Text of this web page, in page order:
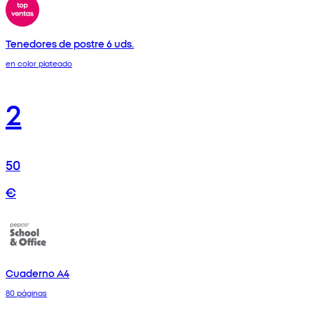
Tenedores de postre 6 uds.
en color plateado
2
50
€
Cuaderno A4
80 páginas